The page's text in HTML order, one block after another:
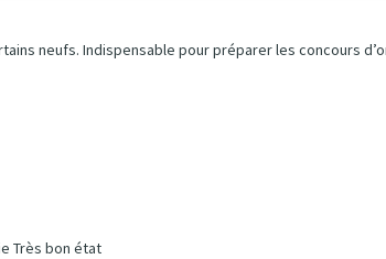
neufs. Indispensable pour préparer les concours
Très bon état